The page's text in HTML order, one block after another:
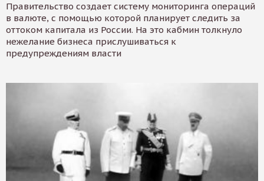
Правительство создает систему мониторинга операций
в валюте, с помощью которой планирует следить за
оттоком капитала из России. На это кабмин толкнуло
нежелание бизнеса прислушиваться к
предупреждениям власти